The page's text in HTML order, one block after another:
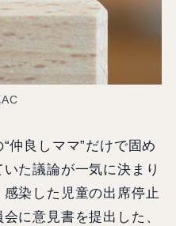
良しママ”だけで固め
た議論が一気に決まり
染した児童の出席停止
に意見書を提出した、